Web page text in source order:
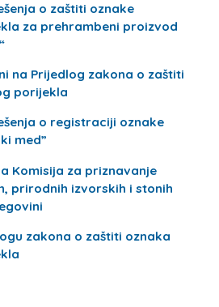
o zaštiti oznake
za prehrambeni proizvod
na Prijedlog zakona o zaštiti
porijekla
o registraciji oznake
med”
Komisija za priznavanje
prirodnih izvorskih i stonih
zakona o zaštiti oznaka